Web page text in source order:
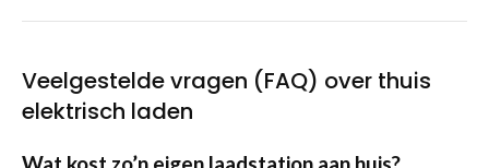
Veelgestelde vragen (FAQ) over thuis
elektrisch laden
Wat kost zo’n eigen laadstation aan huis?